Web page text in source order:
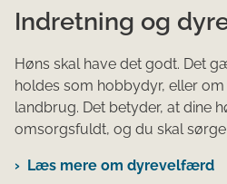
Indretning og
Høns skal have det godt. Det
holdes som hobbydyr, eller
landbrug. Det betyder, at dine
omsorgsfuldt, og du skal
Læs mere om dyrevelfærd